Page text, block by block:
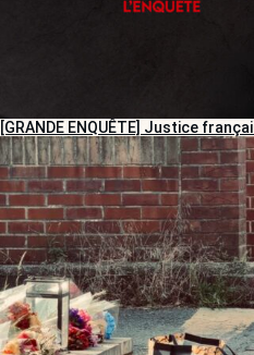
[GRANDE ENQUÊTE] Justice